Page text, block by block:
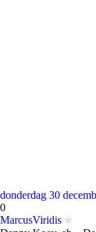
donderdag 30
0
MarcusViridis